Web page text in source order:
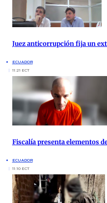
Juez anticorrupción fija un
ECUADOR
11:21 ECT
Fiscalía presenta elementos
ECUADOR
11:10 ECT